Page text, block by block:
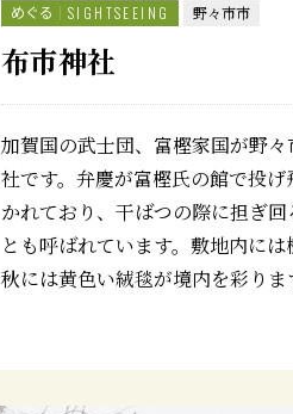
めぐる SIGHTSEEING 野々市市
布市神社
加賀国の武士団、富樫家国が野
社です。弁慶が富樫氏の館で投
かれており、干ばつの際に担ぎ
とも呼ばれています。敷地内に
秋には黄色い絨毯が境内を彩りま